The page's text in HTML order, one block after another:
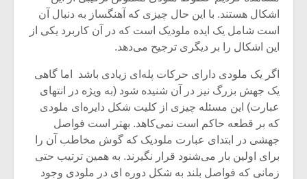
اشکال هستند. با این حال چیزی که آهنگساز به دنبال آن
است شامل یک ایده ملودیک است که در آن کاربرد یکی از
این اشکال را بر دیگری ترجیح می‌دهد.
اگر یک ملودی دارای حرکات پله‌ای زیادی باشد اما گاهی
یک جهش بزرگ نیز در آن شنیده شود (به ویژه در انتهای
عبارت) این مسئله چیزی از کلیت شکل دایره‌ای ملودی
که بر قطعه حاکم است نمی‌کاهد. بهتر است فواصل
جهشی در ابتدای عبارت ملودیک که گوش مخاطب آن را
برای اولین بار می‌شنود قرار نگیرند. به همین ترتیب حتی
زمانی که فواصل بلند به شکل دوره ای در ملودی وجود